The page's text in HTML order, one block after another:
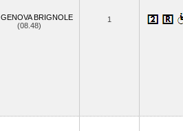
GENOVA BRIGNOLE
(08.48)
1